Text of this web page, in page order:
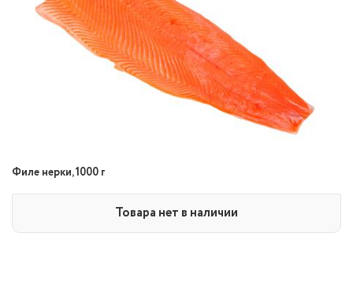
Филе нерки, 1000 г
Товара нет в наличии